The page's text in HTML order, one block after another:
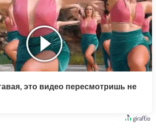
это видео пересмотришь не